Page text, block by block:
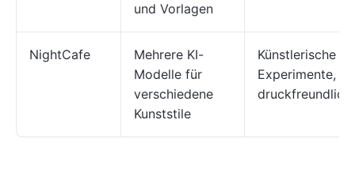
und Vorlagen
NightCafe
Mehrere KI-
Modelle für
verschiedene
Kunststile
Künstlerische
Experimente,